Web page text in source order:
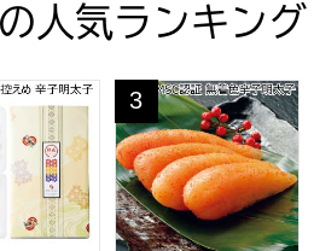
人気ランキング
あごおとし切れ子 170g×3【おい
辛さ控えめ 辛子明太子【夏の贈り
かねふく MSC認証 無
3
位